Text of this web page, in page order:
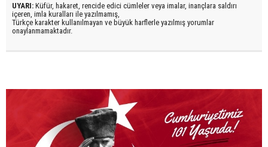
UYARI: Küfür, hakaret, rencide edici cümleler veya imalar, inançlara saldırı
içeren, imla kuralları ile yazılmamış,
Türkçe karakter kullanılmayan ve büyük harflerle yazılmış yorumlar
onaylanmamaktadır.